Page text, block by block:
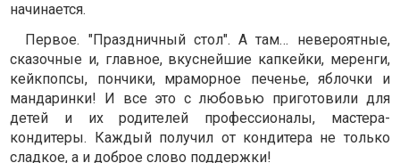
начинается.
Первое. "Праздничный стол". А там… невероятные,
сказочные и, главное, вкуснейшие капкейки, меренги,
кейкпопсы, пончики, мраморное печенье, яблочки и
мандаринки! И все это с любовью приготовили для
детей и их родителей профессионалы, мастера-
кондитеры. Каждый получил от кондитера не только
сладкое, а и доброе слово поддержки!